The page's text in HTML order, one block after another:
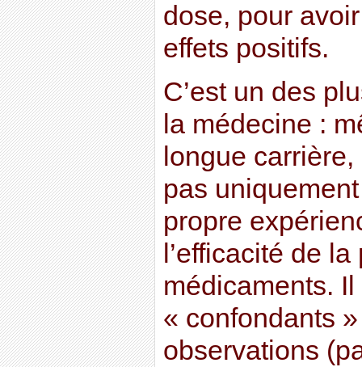
dose, pour
effets positifs.
C’est un des
la médecine :
longue
pas
propre
l’efficacité de
médicaments.
« confondants
observations